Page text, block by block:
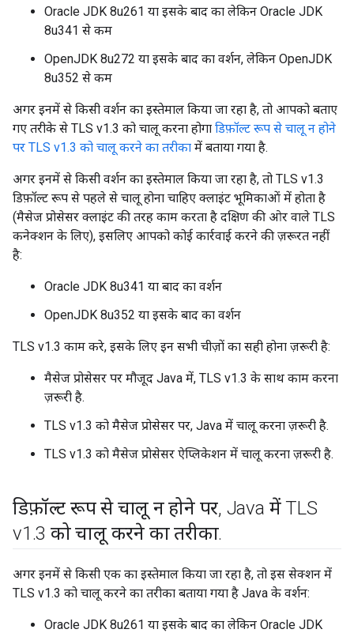
Oracle JDK 8u261 या इसके बाद का लेकिन Oracle JDK
8u341 से कम
OpenJDK 8u272 या इसके बाद का वर्शन, लेकिन OpenJDK
8u352 से कम
अगर इनमें से किसी वर्शन का इस्तेमाल किया जा रहा है, तो आपको बताए
गए तरीके से TLS v1.3 को चालू करना होगा डिफ़ॉल्ट रूप से चालू न होने
पर TLS v1.3 को चालू करने का तरीका में बताया गया है.
अगर इनमें से किसी वर्शन का इस्तेमाल किया जा रहा है, तो TLS v1.3
डिफ़ॉल्ट रूप से पहले से चालू होना चाहिए क्लाइंट भूमिकाओं में होता है
(मैसेज प्रोसेसर क्लाइंट की तरह काम करता है दक्षिण की ओर वाले TLS
कनेक्शन के लिए), इसलिए आपको कोई कार्रवाई करने की ज़रूरत नहीं
है:
Oracle JDK 8u341 या बाद का वर्शन
OpenJDK 8u352 या इसके बाद का वर्शन
TLS v1.3 काम करे, इसके लिए इन सभी चीज़ों का सही होना ज़रूरी है:
मैसेज प्रोसेसर पर मौजूद Java में, TLS v1.3 के साथ काम करना
ज़रूरी है.
TLS v1.3 को मैसेज प्रोसेसर पर, Java में चालू करना ज़रूरी है.
TLS v1.3 को मैसेज प्रोसेसर ऐप्लिकेशन में चालू करना ज़रूरी है.
डिफ़ॉल्ट रूप से चालू न होने पर, Java में TLS
v1.3 को चालू करने का तरीका.
अगर इनमें से किसी एक का इस्तेमाल किया जा रहा है, तो इस सेक्शन में
TLS v1.3 को चालू करने का तरीका बताया गया है Java के वर्शन:
Oracle JDK 8u261 या इसके बाद का लेकिन Oracle JDK